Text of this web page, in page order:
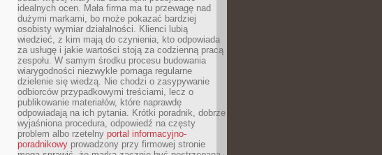
idealnych ocen. Mała firma ma tu przewagę nad
dużymi markami, bo może pokazać bardziej
osobisty wymiar działalności. Klienci lubią
wiedzieć, z kim mają do czynienia, kto odpowiada
za usługę i jakie wartości stoją za codzienną pracą
zespołu. W samym środku procesu budowania
wiarygodności niezwykle pomaga regularne
dzielenie się wiedzą. Nie chodzi o zasypywanie
odbiorców przypadkowymi treściami, lecz o
publikowanie materiałów, które naprawdę
odpowiadają na ich pytania. Krótki poradnik, dobrze
wyjaśniona procedura, odpowiedź na częsty
problem albo rzetelny portal informacyjno-
poradnikowy prowadzony przy firmowej stronie